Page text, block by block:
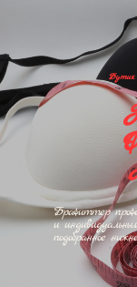
Бутик
Брафиттер
и
подобранное